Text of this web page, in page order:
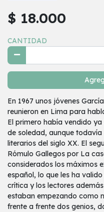
$ 18.000
CANTIDAD
En 1967 unos jóvenes
reunieron en Lima para
El primero había vendido
de soledad, aunque
literarios del siglo XX. El
Rómulo Gallegos por La
considerados los máximos
español, lo que les ha
crítica y los lectores
estaban empezando como
frente a frente dos genios,